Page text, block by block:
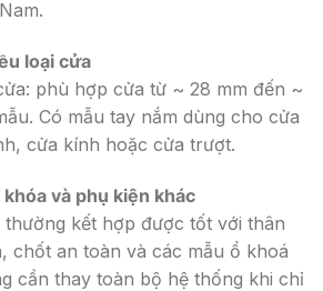
loại cửa
phù hợp cửa từ ~ 28 mm đến ~
Có mẫu tay nắm dùng cho cửa
cửa kính hoặc cửa trượt.
và phụ kiện khác
thường kết hợp được tốt với thân
chốt an toàn và các mẫu ổ khoá
cần thay toàn bộ hệ thống khi chỉ